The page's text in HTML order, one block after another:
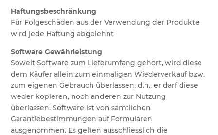
Haftungsbeschränkung
Für Folgeschäden aus der Verwendung der Produkte
wird jede Haftung abgelehnt
Software Gewährleistung
Soweit Software zum Lieferumfang gehört, wird diese
dem Käufer allein zum einmaligen Wiederverkauf bzw.
zum eigenen Gebrauch überlassen, d.h., er darf diese
weder kopieren, noch anderen zur Nutzung
überlassen. Software ist von sämtlichen
Garantiebestimmungen auf Formularen
ausgenommen. Es gelten ausschliesslich die